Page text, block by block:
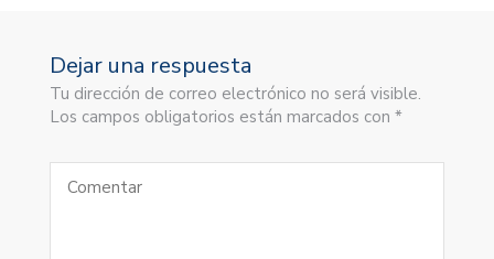
Dejar una respuesta
Tu dirección de correo electrónico no será visible.
Los campos obligatorios están marcados con *